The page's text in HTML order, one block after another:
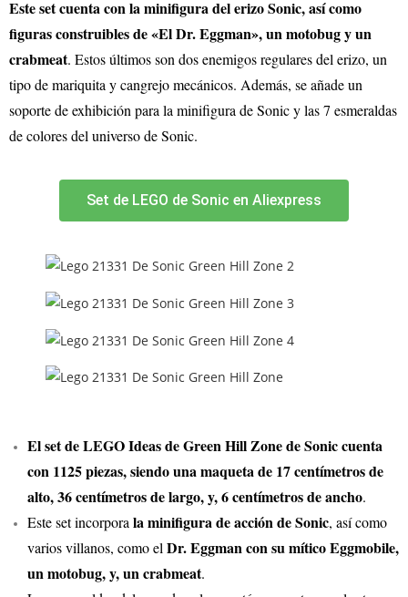
Este set cuenta con la minifigura del erizo Sonic, así como
figuras construibles de «El Dr. Eggman», un motobug y un
crabmeat. Estos últimos son dos enemigos regulares del erizo, un
tipo de mariquita y cangrejo mecánicos. Además, se añade un
soporte de exhibición para la minifigura de Sonic y las 7 esmeraldas
de colores del universo de Sonic.
Set de LEGO de Sonic en Aliexpress
El set de LEGO Ideas de Green Hill Zone de Sonic cuenta
con 1125 piezas, siendo una maqueta de 17 centímetros de
alto, 36 centímetros de largo, y, 6 centímetros de ancho.
Este set incorporala minifigura de acción de Sonic, así como
varios villanos, como elDr. Eggman con su mítico Eggmobile,
un motobug, y, un crabmeat.